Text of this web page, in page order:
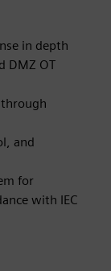
in depth
DMZ OT
and
for
with IEC